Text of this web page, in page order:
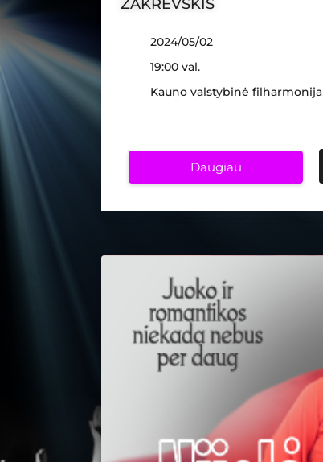
ZAKREVSKIS
2024/05/02
19:00 val.
Kauno valstybinė filharmonija
Daugiau